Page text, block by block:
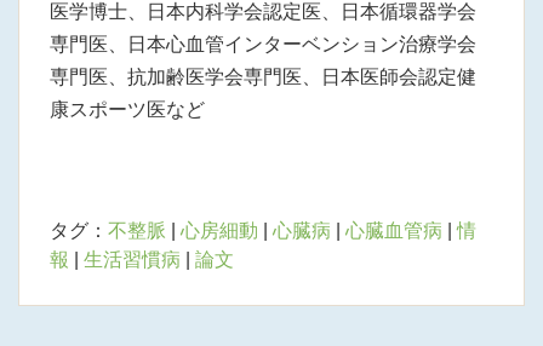
医学博士、日本内科学会認定医、日本循環器学会
専門医、日本心血管インターベンション治療学会
専門医、抗加齢医学会専門医、日本医師会認定健
康スポーツ医など
タグ： 不整脈 心房細動 心臓病 心臓血管病 |情
報
生活習慣病 論文